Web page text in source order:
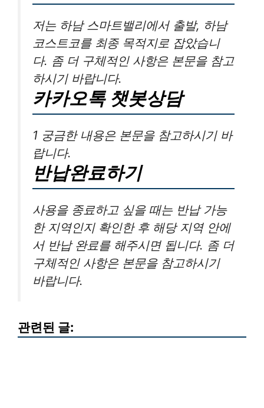
저는 하남 스마트밸리에서 출발, 하남
코스트코를 최종 목적지로 잡았습니
다. 좀 더 구체적인 사항은 본문을 참고
하시기 바랍니다.
카카오톡 챗봇상담
1 궁금한 내용은 본문을 참고하시기 바
랍니다.
반납완료하기
사용을 종료하고 싶을 때는 반납 가능
한 지역인지 확인한 후 해당 지역 안에
서 반납 완료를 해주시면 됩니다. 좀 더
구체적인 사항은 본문을 참고하시기
바랍니다.
관련된 글: